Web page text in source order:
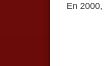
En